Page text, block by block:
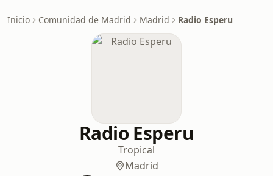
Inicio Comunidad de Madrid Madrid Radio Esperu
Radio Esperu
Tropical
Madrid